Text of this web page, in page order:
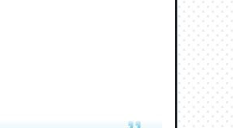
語少しでも読める人は原文
hit. Shit.